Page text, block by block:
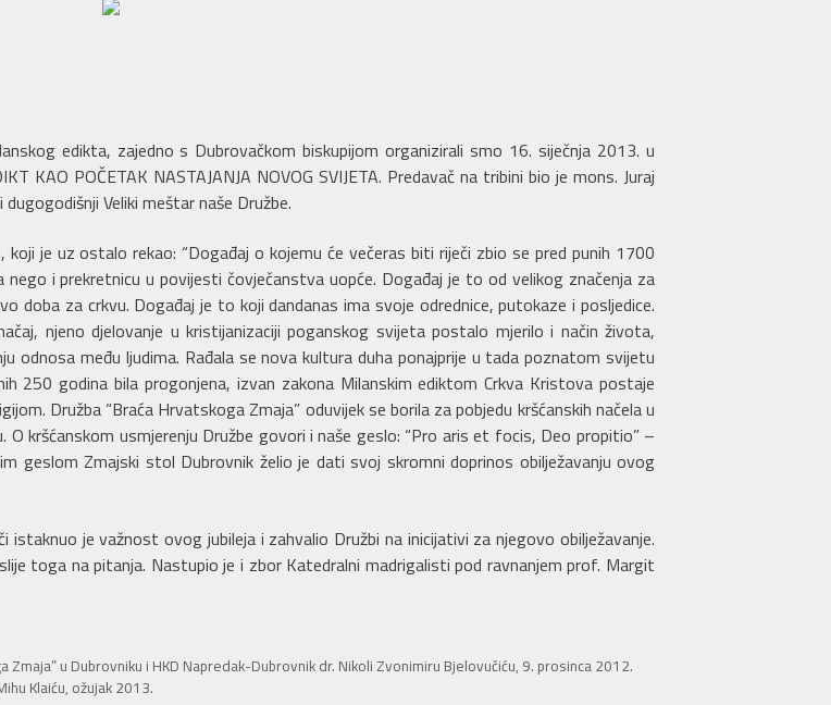
edikta, zajedno s Dubrovačkom biskupijom organizirali smo 16. siječnja 2013. u
KAO POČETAK NASTAJANJA NOVOG SVIJETA. Predavač na tribini bio je mons. Juraj
Veliki meštar naše Družbe.
je uz ostalo rekao: “Događaj o kojemu će večeras biti riječi zbio se pred punih 1700
i prekretnicu u povijesti čovječanstva uopće. Događaj je to od velikog značenja za
za crkvu. Događaj je to koji dandanas ima svoje odrednice, putokaze i posljedice.
njeno djelovanje u kristijanizaciji poganskog svijeta postalo mjerilo i način života,
odnosa među ljudima. Rađala se nova kultura duha ponajprije u tada poznatom svijetu
250 godina bila progonjena, izvan zakona Milanskim ediktom Crkva Kristova postaje
Družba “Braća Hrvatskoga Zmaja” oduvijek se borila za pobjedu kršćanskih načela u
kršćanskom usmjerenju Družbe govori i naše geslo: “Pro aris et focis, Deo propitio” –
geslom Zmajski stol Dubrovnik želio je dati svoj skromni doprinos obilježavanju ovog
je važnost ovog jubileja i zahvalio Družbi na inicijativi za njegovo obilježavanje.
toga na pitanja. Nastupio je i zbor Katedralni madrigalisti pod ravnanjem prof. Margit
u Dubrovniku i HKD Napredak-Dubrovnik dr. Nikoli Zvonimiru Bjelovučiću, 9. prosinca 2012.
Klaiću, ožujak 2013.